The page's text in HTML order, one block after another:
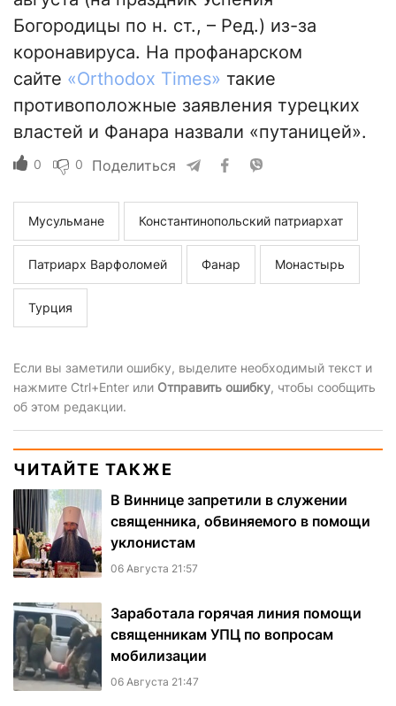
Богородицы по н. ст., – Ред.) из-за
коронавируса. На профанарском
сайте «Orthodox Times» такие
противоположные заявления турецких
властей и Фанара назвали «путаницей».
0 0 Поделиться
Мусульмане Константинопольский патриархат
Патриарх Варфоломей Фанар Монастырь
Турция
Если вы заметили ошибку, выделите необходимый текст и
нажмите Ctrl+Enter или Отправить ошибку, чтобы сообщить
об этом редакции.
ЧИТАЙТЕ ТАКЖЕ
В Виннице запретили в служении
священника, обвиняемого в помощи
уклонистам
06 Августа 21:57
Заработала горячая линия помощи
священникам УПЦ по вопросам
мобилизации
06 Августа 21:47